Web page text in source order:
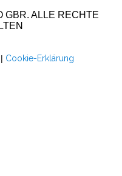
GBR. ALLE RECHTE
| Cookie-Erklärung